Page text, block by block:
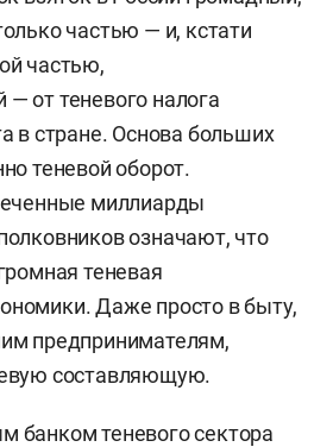
частью — и, кстати
частью,
от теневого налога
в стране. Основа больших
теневой оборот.
миллиарды
означают, что
теневая
Даже просто в быту,
предпринимателям,
составляющую.
банком теневого сектора